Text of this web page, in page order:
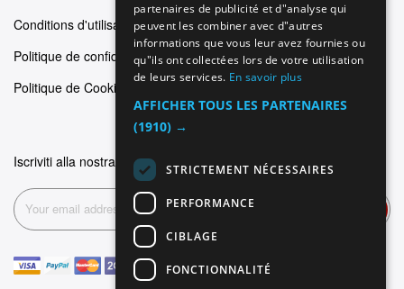
Conditions d'utilisation
Politique de confidentialité
Politique de Cookie
Iscriviti alla nostra newsletter
partenaires de publicité et d"analyse qui
peuvent les combiner avec d"autres
informations que vous leur avez fournies ou
qu"ils ont collectées lors de votre utilisation
de leurs services. En savoir plus
AFFICHER TOUS LES PARTENAIRES
(1910) →
STRICTEMENT NÉCESSAIRES
PERFORMANCE
CIBLAGE
FONCTIONNALITÉ